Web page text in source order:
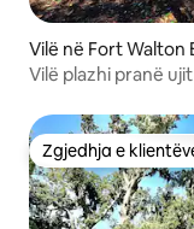
Vilë në Fort Walton
Vilë plazhi pranë ujit
Zgjedhja e
Zgjedhja e